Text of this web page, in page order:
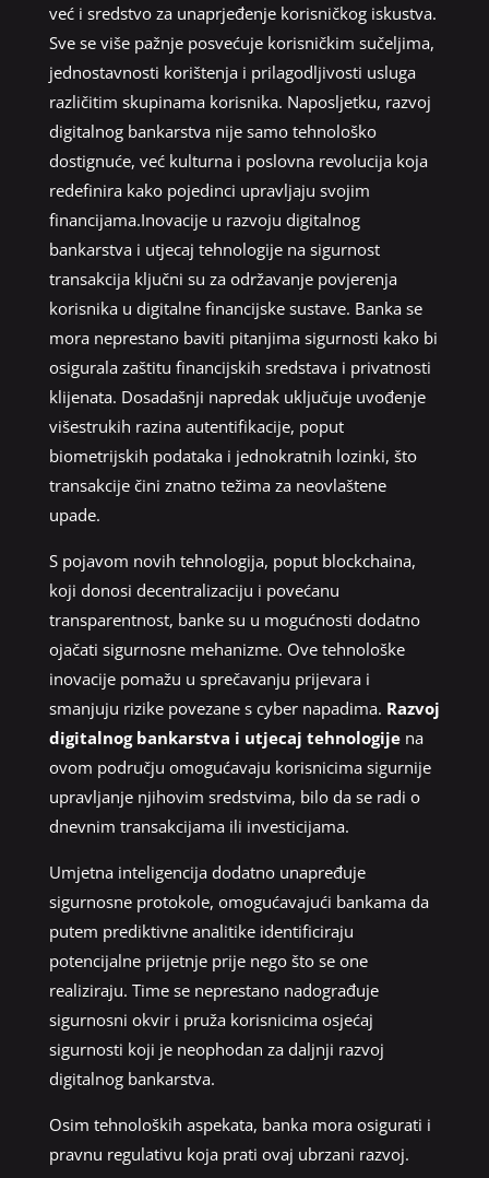
već i sredstvo za unaprjeđenje korisničkog iskustva.
Sve se više pažnje posvećuje korisničkim sučeljima,
jednostavnosti korištenja i prilagodljivosti usluga
različitim skupinama korisnika. Naposljetku, razvoj
digitalnog bankarstva nije samo tehnološko
dostignuće, već kulturna i poslovna revolucija koja
redefinira kako pojedinci upravljaju svojim
financijama.Inovacije u razvoju digitalnog
bankarstva i utjecaj tehnologije na sigurnost
transakcija ključni su za održavanje povjerenja
korisnika u digitalne financijske sustave. Banka se
mora neprestano baviti pitanjima sigurnosti kako bi
osigurala zaštitu financijskih sredstava i privatnosti
klijenata. Dosadašnji napredak uključuje uvođenje
višestrukih razina autentifikacije, poput
biometrijskih podataka i jednokratnih lozinki, što
transakcije čini znatno težima za neovlaštene
upade.
S pojavom novih tehnologija, poput blockchaina,
koji donosi decentralizaciju i povećanu
transparentnost, banke su u mogućnosti dodatno
ojačati sigurnosne mehanizme. Ove tehnološke
inovacije pomažu u sprečavanju prijevara i
smanjuju rizike povezane s cyber napadima. Razvoj
digitalnog bankarstva i utjecaj tehnologijena
ovom području omogućavaju korisnicima sigurnije
upravljanje njihovim sredstvima, bilo da se radi o
dnevnim transakcijama ili investicijama.
Umjetna inteligencija dodatno unapređuje
sigurnosne protokole, omogućavajući bankama da
putem prediktivne analitike identificiraju
potencijalne prijetnje prije nego što se one
realiziraju. Time se neprestano nadograđuje
sigurnosni okvir i pruža korisnicima osjećaj
sigurnosti koji je neophodan za daljnji razvoj
digitalnog bankarstva.
Osim tehnoloških aspekata, banka mora osigurati i
pravnu regulativu koja prati ovaj ubrzani razvoj.